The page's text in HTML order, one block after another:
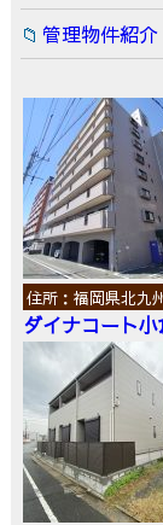
管理物件紹介
住所：福岡県北九
ダイナコート